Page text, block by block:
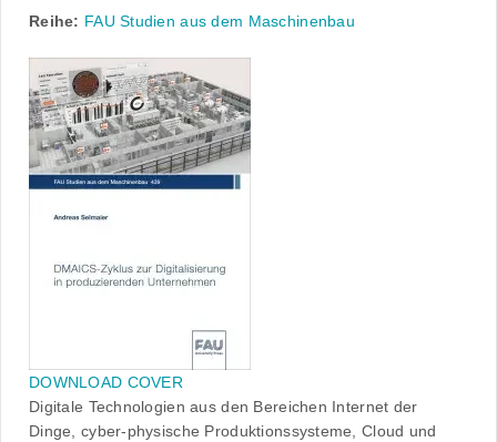
Reihe: FAU Studien aus dem Maschinenbau
DOWNLOAD COVER
Digitale Technologien aus den Bereichen Internet der
Dinge, cyber-physische Produktionssysteme, Cloud und